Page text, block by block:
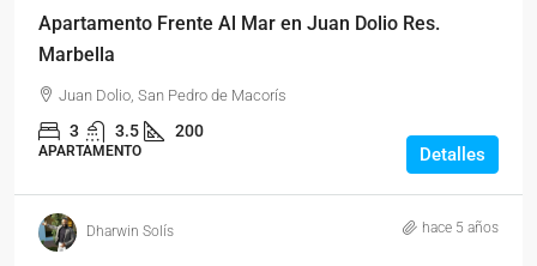
Apartamento Frente Al Mar en Juan Dolio Res.
Marbella
Juan Dolio, San Pedro de Macorís
3 3.5 200
APARTAMENTO Detalles
Dharwin Solís hace 5 años